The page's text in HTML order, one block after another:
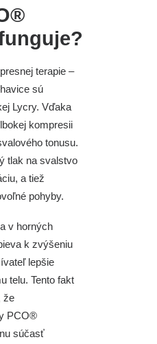
terapie –
sú
Lycry. Vďaka
kompresii
tonusu.
tlak na svalstvo
a tiež
pohyby.
v horných
k zvýšeniu
lepšie
telu. Tento fakt
že
PCO®
súčasť